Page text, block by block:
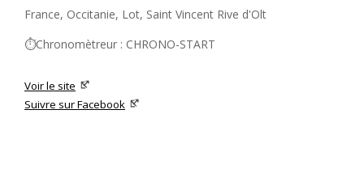
France, Occitanie, Lot, Saint Vincent Rive d'Olt
⏱️Chronomètreur : CHRONO-START
Voir le site
Suivre sur Facebook